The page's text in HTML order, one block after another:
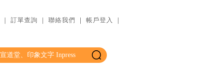
｜ 訂單查詢 ｜ 聯絡我們 ｜ 帳戶登入 ｜